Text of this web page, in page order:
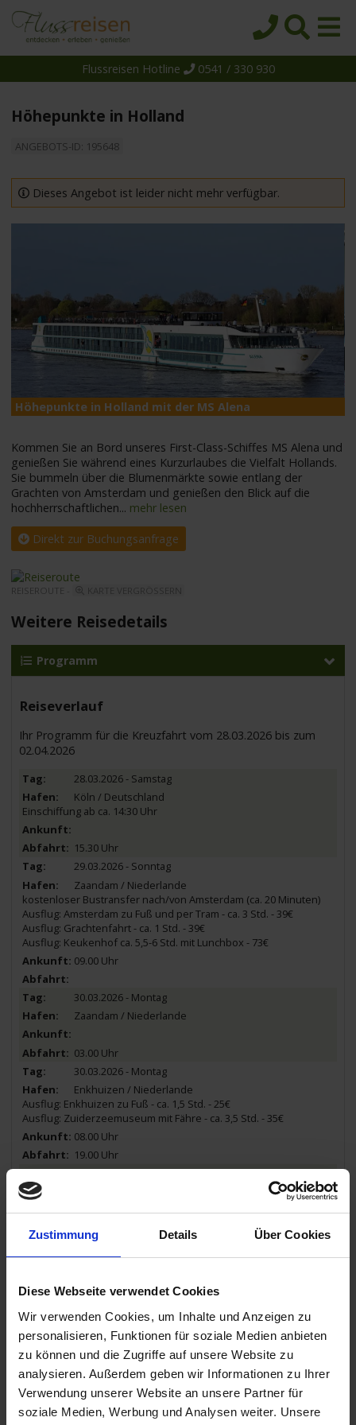
Zustimmung Details Über Cookies
Diese Webseite verwendet Cookies
Wir verwenden Cookies, um Inhalte und Anzeigen zu
personalisieren, Funktionen für soziale Medien anbieten
zu können und die Zugriffe auf unsere Website zu
analysieren. Außerdem geben wir Informationen zu Ihrer
Verwendung unserer Website an unsere Partner für
soziale Medien, Werbung und Analysen weiter. Unsere
Reiseziele
Reedereien
Schiffe
Flussreisen Hotline 0541 / 330 930
Höhepunkte in Holland
ANGEBOTS-ID: 195648
Dieses Angebot ist leider nicht mehr verfügbar.
Höhepunkte in Holland mit der MS Alena
Kommen Sie an Bord unseres First-Class-Schiffes MS Alena und
genießen Sie während eines Kurzurlaubes die Vielfalt Hollands.
Sie bummeln über die Blumenmärkte sowie entlang der
Grachten von Amsterdam und genießen den Blick auf die
hochherrschaftlichen... mehr lesen
Direkt zur Buchungsanfrage
REISEROUTE -
Weitere Reisedetails
Programm
Reiseverlauf
Ihr Programm für die Kreuzfahrt vom 28.03.2026 bis zum
02.04.2026
28.03.2026 - Samstag
Köln / Deutschland
Einschiffung ab ca. 14:30 Uhr
15.30 Uhr
29.03.2026 - Sonntag
Zaandam / Niederlande
kostenloser Bustransfer nach/von Amsterdam (ca. 20 Minuten)
Ausflug: Amsterdam zu Fuß und per Tram - ca. 3 Std. - 39€
Ausflug: Grachtenfahrt - ca. 1 Std. - 39€
Ausflug: Keukenhof ca. 5,5-6 Std. mit Lunchbox - 73€
09.00 Uhr
30.03.2026 - Montag
Zaandam / Niederlande
03.00 Uhr
30.03.2026 - Montag
Enkhuizen / Niederlande
Ausflug: Enkhuizen zu Fuß - ca. 1,5 Std. - 25€
Ausflug: Zuiderzeemuseum mit Fähre - ca. 3,5 Std. - 35€
08.00 Uhr
19.00 Uhr
31.03.2026 - Dienstag
09.00 Uhr
13.30 Uhr
Gorinchem / Niederlande
01.04.2026 - Mittwoch
Gorinchem / Niederlande
02.00 Uhr